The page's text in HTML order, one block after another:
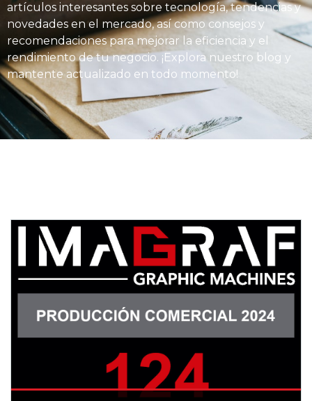
artículos interesantes sobre tecnología, tendencias y
novedades en el mercado, así como consejos y
recomendaciones para mejorar la eficiencia y el
rendimiento de tu negocio. ¡Explora nuestro blog y
mantente actualizado en todo momento!